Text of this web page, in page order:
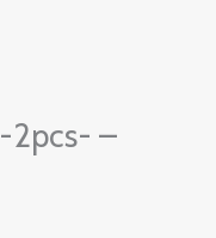
2pcs- –